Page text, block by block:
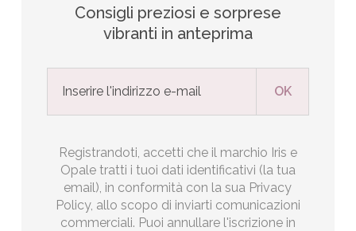
Consigli preziosi e sorprese
vibranti in anteprima
Registrandoti, accetti che il marchio Iris e
Opale tratti i tuoi dati identificativi (la tua
email), in conformità con la sua Privacy
Policy, allo scopo di inviarti comunicazioni
commerciali. Puoi annullare l'iscrizione in